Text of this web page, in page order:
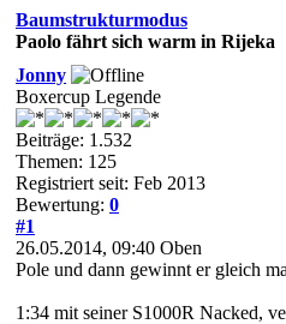
Baumstrukturmodus
Paolo fährt sich warm in Rijeka
Jonny
Boxercup Legende
Beiträge: 1.532
Themen: 125
Registriert seit: Feb 2013
Bewertung: 0
#1
26.05.2014, 09:40 Oben
Pole und dann gewinnt er gleich
1:34 mit seiner S1000R Nacked,